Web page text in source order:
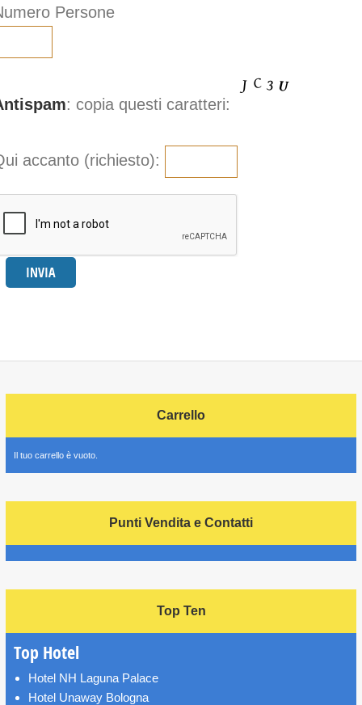
Persone
: copia questi caratteri:
accanto (richiesto):
Carrello
Il tuo carrello è vuoto.
Punti Vendita e Contatti
Top Ten
Top Hotel
Hotel NH Laguna Palace
Hotel Unaway Bologna